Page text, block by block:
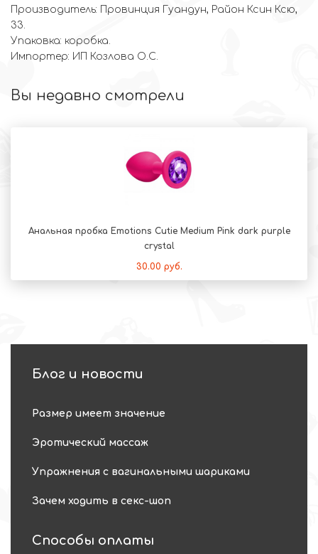
Производитель: Провинция Гуандун, Район Ксин Ксю,
33.
Упаковка: коробка.
Импортер: ИП Козлова О.С.
Вы недавно смотрели
Анальная пробка Emotions Cutie Medium Pink dark purple
crystal
30.00 руб.
Блог и новости
Размер имеет значение
Эротический массаж
Упражнения с вагинальными шариками
Зачем ходить в секс-шоп
Способы оплаты